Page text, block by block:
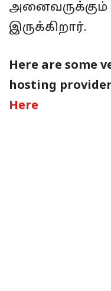
அனைவருக்கும்
இருக்கிறார்.
Here are some
hosting
Here